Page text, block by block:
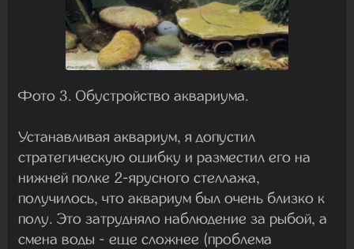
Фото 3. Обустройство аквариума.
Устанавливая аквариум, я допустил
стратегическую ошибку и разместил его на
нижней полке 2-ярусного стеллажа,
получилось, что аквариум был очень близко к
полу. Это затрудняло наблюдение за рыбой, а
смена воды - еще сложнее (проблема